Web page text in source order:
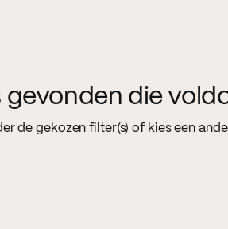
gevonden die
de gekozen filter(s) of kies een